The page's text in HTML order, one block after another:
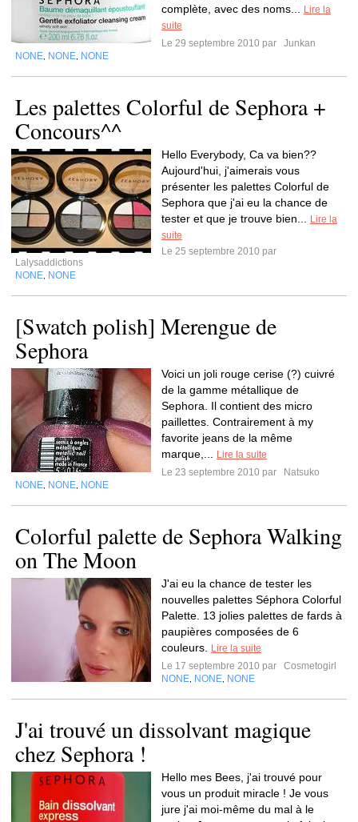
complète, avec des noms...
Lire la
suite
Le 29 septembre 2010 par
Junkan
NONE NONE NONE
Les palettes Colorful de Sephora +
Concours^^
Hello Everybody, Ca va bien??
Aujourd'hui, j'aimerais vous
présenter les palettes Colorful de
Sephora que j'ai eu la chance de
tester et que je trouve bien...
Lire la
suite
Le 25 septembre 2010 par
Lalysaddictions
NONE NONE
[Swatch polish] Merengue de
Sephora
Voici un joli rouge cerise (?) cuivré
de la gamme métallique de
Sephora. Il contient des micro
paillettes. Contrairement à my
favorite jeans de la même
marque,...
Lire la suite
Le 23 septembre 2010 par
Natsuko
NONE NONE NONE
Colorful palette de Sephora Walking
on The Moon
J'ai eu la chance de tester les
nouvelles palettes Séphora Colorful
Palette. 13 jolies palettes de fards à
paupières composées de 6
couleurs.
Lire la suite
Le 17 septembre 2010 par
Cosmetogirl
NONE NONE NONE
J'ai trouvé un dissolvant magique
chez Sephora !
Hello mes Bees, j'ai trouvé pour
vous un produit miracle ! Je vous
jure j'ai moi-même du mal à le